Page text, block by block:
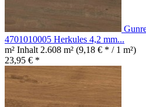
4701010005 Herkules 4,2 mm...
m² Inhalt 2.608 m² (9,18 € * / 1 m²)
23,95 € *